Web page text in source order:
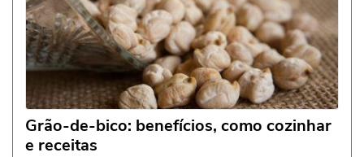
Grão-de-bico: benefícios, como cozinhar
e receitas